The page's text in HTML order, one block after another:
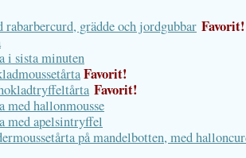
rabarbercurd, grädde och jordgubbar Favorit!
i sista minuten
Favorit!
Favorit!
med hallonmousse
med apelsintryffel
på mandelbotten, med